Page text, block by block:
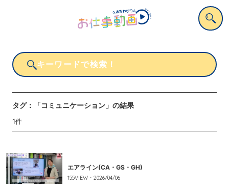
タグ： 「コミュニケーション」 の結果
1件
エアライン(CA・GS・GH)
155VIEW・ 2026/04/06